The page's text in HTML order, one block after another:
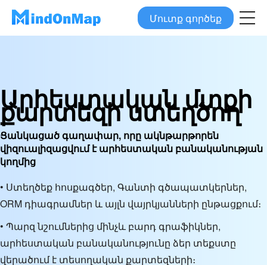
Մուտք գործեք
Արհեստական մտքի
քարտեզի ստեղծող
Ցանկացած գաղափար, որը ակնթարթորեն
վիզուալիզացվում է արհեստական բանականության
կողմից
• Ստեղծեք հոսքագծեր, Գանտի գծապատկերներ,
ORM դիագրամներ և այլն վայրկյանների ընթացքում։
• Պարզ նշումներից մինչև բարդ գրաֆիկներ,
արհեստական բանականությունը ձեր տեքստը
վերածում է տեսողական քարտեզների։